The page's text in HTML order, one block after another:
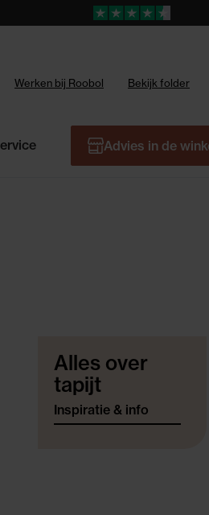
Werken bij Roobol Bekijk folder
Advies in de
Alles over
tapijt
Inspiratie & info